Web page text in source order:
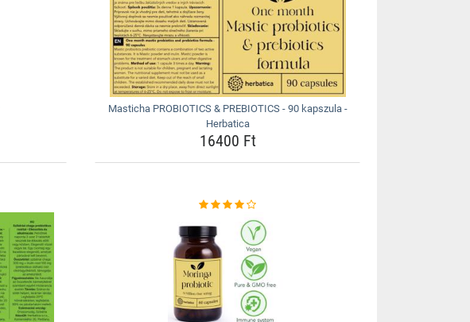
Masticha PROBIOTICS & PREBIOTICS - 90 kapszula -
Herbatica
16400 Ft